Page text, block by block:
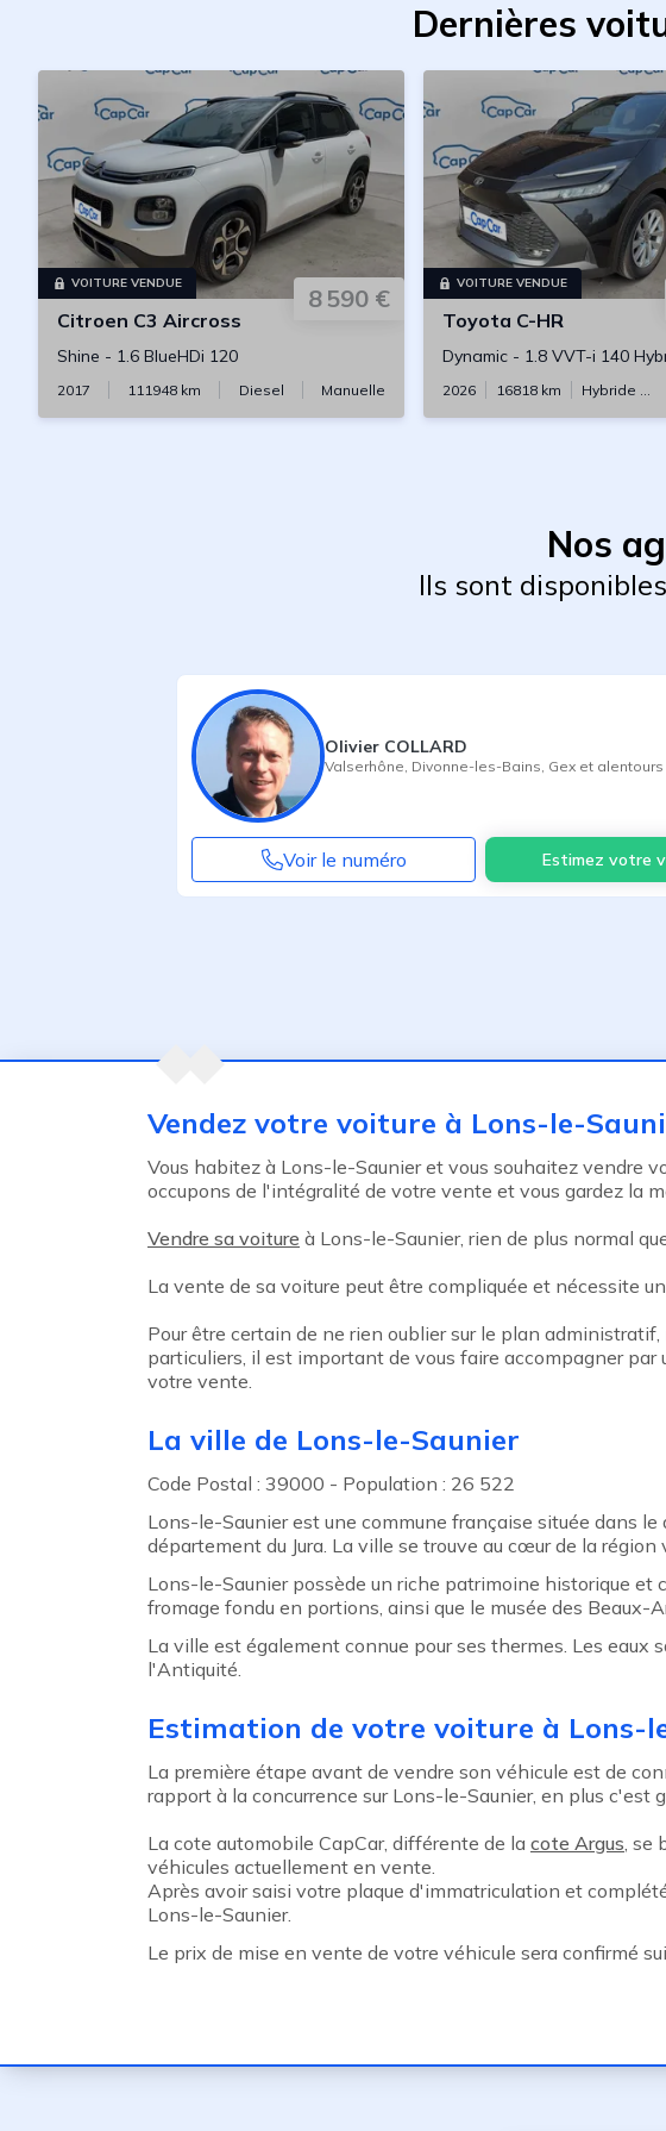
Dernières
VOITURE VENDUE
8 590 €
Citroen C3 Aircross
Shine - 1.6 BlueHDi 120
2017 111948 km Diesel Manuelle
VOITURE VENDUE
Toyota C-HR
Dynamic - 1.8 VVT-i 140
2026 16818 km Hybride essence
Nos
Ils sont
Olivier COLLARD
Valserhône Divonne-les-Bains Gex et alentours
Voir le numéro Estimez votre
Agent précédentVendez votre voiture à Lons-le-
Vous habitez à Lons-le-Saunier et vous souhaitez vendre
occupons de l'intégralité de votre vente et vous gardez la
Vendre sa voiture à Lons-le-Saunier, rien de plus normal
La vente de sa voiture peut être compliquée et nécessite
Pour être certain de ne rien oublier sur le plan
particuliers, il est important de vous faire accompagner
votre vente.
La ville de Lons-le-Saunier
Code Postal : 39000 - Population : 26 522
Lons-le-Saunier est une commune française située dans
département du Jura. La ville se trouve au cœur de la
Lons-le-Saunier possède un riche patrimoine historique et
fromage fondu en portions, ainsi que le musée des Beaux-
La ville est également connue pour ses thermes. Les eaux
l'Antiquité.
Estimation de votre voiture à Lons-
La première étape avant de vendre son véhicule est de
rapport à la concurrence sur Lons-le-Saunier, en plus c'est
La cote automobile CapCar, différente de la cote Argus, se
véhicules actuellement en vente.
Après avoir saisi votre plaque d'immatriculation et
Lons-le-Saunier.
Le prix de mise en vente de votre véhicule sera confirmé